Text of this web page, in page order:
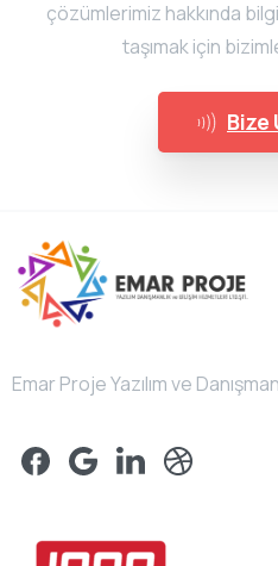
çözümlerimiz hakkında
taşımak için
Bize
Emar Proje Yazılım ve